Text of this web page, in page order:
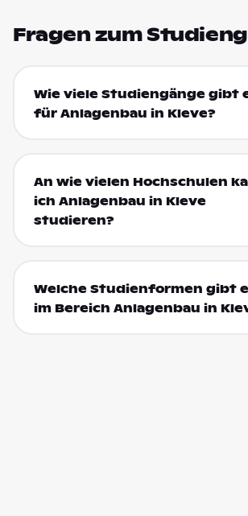
Fragen zum
Wie viele Studiengänge gibt
für Anlagenbau in Kleve?
An wie vielen Hochschulen
ich Anlagenbau in Kleve
studieren?
Welche Studienformen gibt
im Bereich Anlagenbau in